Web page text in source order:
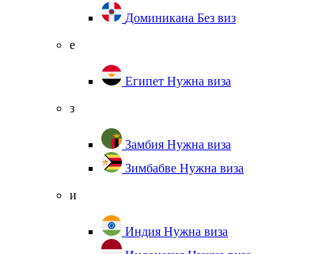
Доминикана Без виз
е
Египет Нужна виза
з
Замбия Нужна виза
Зимбабве Нужна виза
и
Индия Нужна виза